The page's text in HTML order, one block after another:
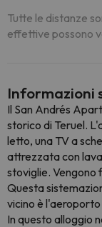
Tutte le distanze
effettive possono
Informazioni
Il San Andrés
storico di Teruel.
letto, una TV a
attrezzata con
stoviglie. Vengono
Questa
vicino è
In questo alloggio